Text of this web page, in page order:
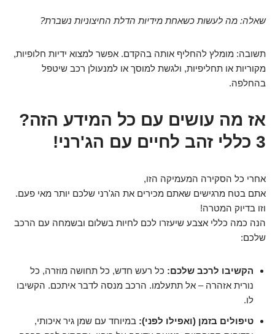
שאלה: מה לעשות כשאחת מידיות הדלת החיצוניות נשברת?
תשובה: מומלץ להחליף אותה בהקדם. אפשר למצוא ידיות חלופיות,
מקוריות או תחליפיות, ולגשת למוסך או למנעולן רכב שיטפל
בהחלפה.
אז מה עושים עם כל המידע הזה?
3 כללי זהב לחיים עם הג'רני!
אחרי כל הסקירה המעמיקה הזו,
אתם בטח מרגישים שאתם מכירים את הג'רני שלכם יותר מאי פעם.
וזו בדיוק המטרה!
הנה כמה כללי אצבע שיעזרו לכם לחיות בשלום ובשמחה עם הרכב
שלכם:
הקשיבו לרכב שלכם: כל רעש חדש, כל תחושה מוזרה, כל
נורית אזהרה – אל תתעלמו. הרכב מנסה לדבר איתכם. הקשיבו
לו.
טיפולים בזמן (ואפילו לפני): במיוחד עם שמן גיר איכותי,